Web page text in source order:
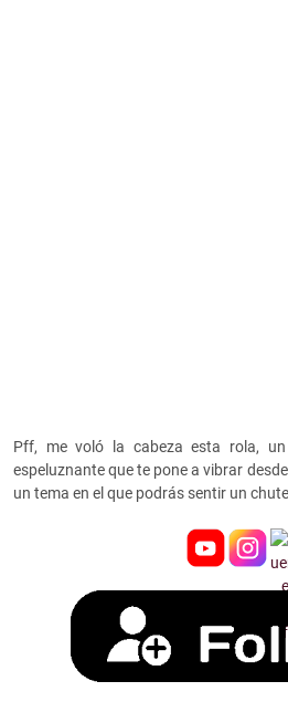
Pff, me voló la cabeza esta rola,
espeluznante que te pone a vibrar
un tema en el que podrás sentir un